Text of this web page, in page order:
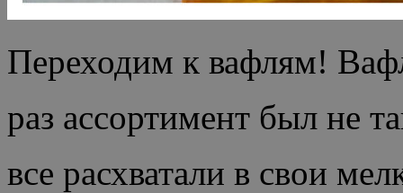
Переходим к вафлям!
раз ассортимент был не
все расхватали в свои